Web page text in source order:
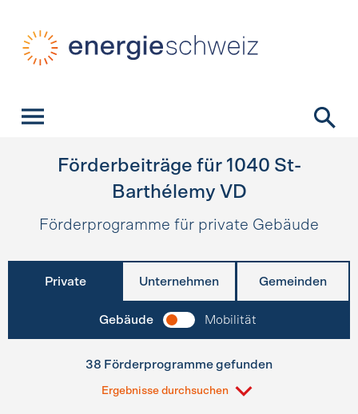
Förderbeiträge für 1040 St-
Barthélemy VD
Förderprogramme für private Gebäude
Private Unternehmen Gemeinden
Gebäude Mobilität
38 Förderprogramme gefunden
Ergebnisse durchsuchen